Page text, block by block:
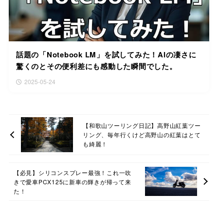
話題の「Notebook LM」を試してみた！AIの凄さに
驚くのとその便利差にも感動した瞬間でした。
2025-05-24
【和歌山ツーリング日記】高野山紅葉ツー
リング、毎年行くけど高野山の紅葉はとて
も綺麗！
【必見】シリコンスプレー最強！これ一吹
きで愛車PCX125に新車の輝きが帰って来
た！